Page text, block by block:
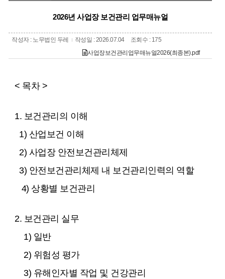
2026년 사업장 보건관리 업무매뉴얼
작성자 : 노무법인 두레 작성일 : 2026.07.04
조회수 : 175
사업장보건관리업무매뉴얼2026(최종본).pdf
< 목차 >
1. 보건관리의 이해
1) 산업보건 이해
2) 사업장 안전보건관리체제
3) 안전보건관리체제 내 보건관리인력의 역할
4) 상황별 보건관리
2. 보건관리 실무
1) 일반
2) 위험성 평가
3) 유해인자별 작업 및 건강관리